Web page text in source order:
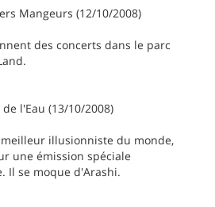
Mangeurs (12/10/2008)
des concerts dans le parc
l'Eau (13/10/2008)
illusionniste du monde,
une émission spéciale
Il se moque d'Arashi.